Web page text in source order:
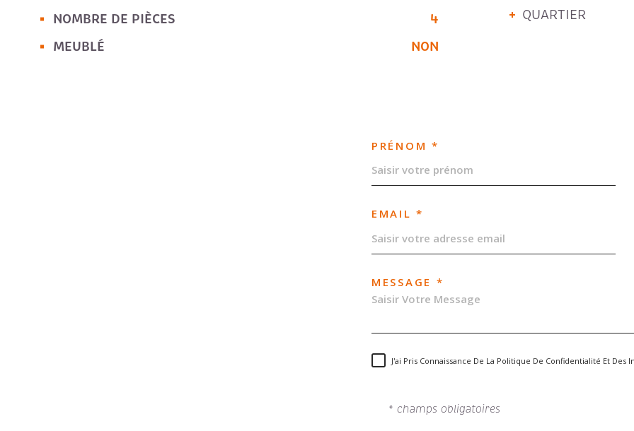
NOMBRE DE PIÈCES
4
MEUBLÉ
NON
QUARTIER
PRÉNOM *
EMAIL *
MESSAGE *
J'ai Pris Connaissance De La Politique De Confidentialité Et
* champs obligatoires